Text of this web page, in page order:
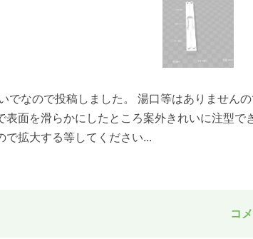
でなので投稿しました。 湯口等はありません
表面を滑らかにしたところ案外きれいに注型
で拡大する等してください...
コ